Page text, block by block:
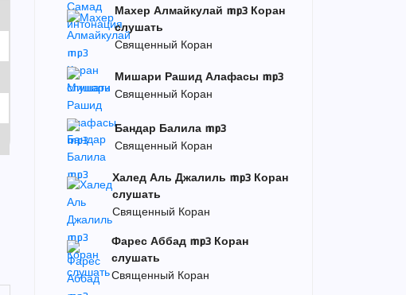
Махер Алмайкулай mp3 Коран
слушать
Священный Коран
Мишари Рашид Алафасы mp3
Священный Коран
Бандар Балила mp3
Священный Коран
Халед Аль Джалиль mp3 Коран
слушать
Священный Коран
Фарес Аббад mp3 Коран
слушать
Священный Коран